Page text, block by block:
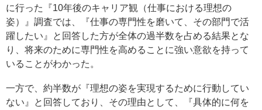
に行った『10年後のキャリア観（仕事における理想の
姿）』調査では、『仕事の専門性を磨いて、その部門で活
躍したい』と回答した方が全体の過半数を占める結果とな
り、将来のために専門性を高めることに強い意欲を持って
いることがわかった。
一方で、約半数が『理想の姿を実現するために行動してい
ない』と回答しており、その理由として、『具体的に何を